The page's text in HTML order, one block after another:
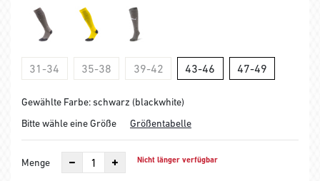
31-34 35-38 39-42 43-46 47-49
Gewählte Farbe: schwarz (blackwhite)
Bitte wähle eine Größe
Größentabelle
Menge Nicht länger verfügbar